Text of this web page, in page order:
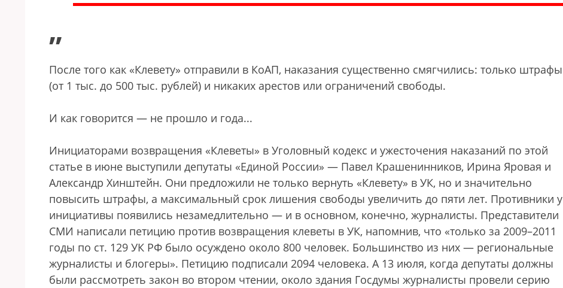
”
После того как «Клевету» отправили в КоАП, наказания существенно смягчились: только штрафы
(от 1 тыс. до 500 тыс. рублей) и никаких арестов или ограничений свободы.
И как говорится — не прошло и года...
Инициаторами возвращения «Клеветы» в Уголовный кодекс и ужесточения наказаний по этой
статье в июне выступили депутаты «Единой России» — Павел Крашенинников, Ирина Яровая и
Александр Хинштейн. Они предложили не только вернуть «Клевету» в УК, но и значительно
повысить штрафы, а максимальный срок лишения свободы увеличить до пяти лет. Противники у
инициативы появились незамедлительно — и в основном, конечно, журналисты. Представители
СМИ написали петицию против возвращения клеветы в УК, напомнив, что «только за 2009–2011
годы по ст. 129 УК РФ было осуждено около 800 человек. Большинство из них — региональные
журналисты и блогеры». Петицию подписали 2094 человека. А 13 июля, когда депутаты должны
были рассмотреть закон во втором чтении, около здания Госдумы журналисты провели серию